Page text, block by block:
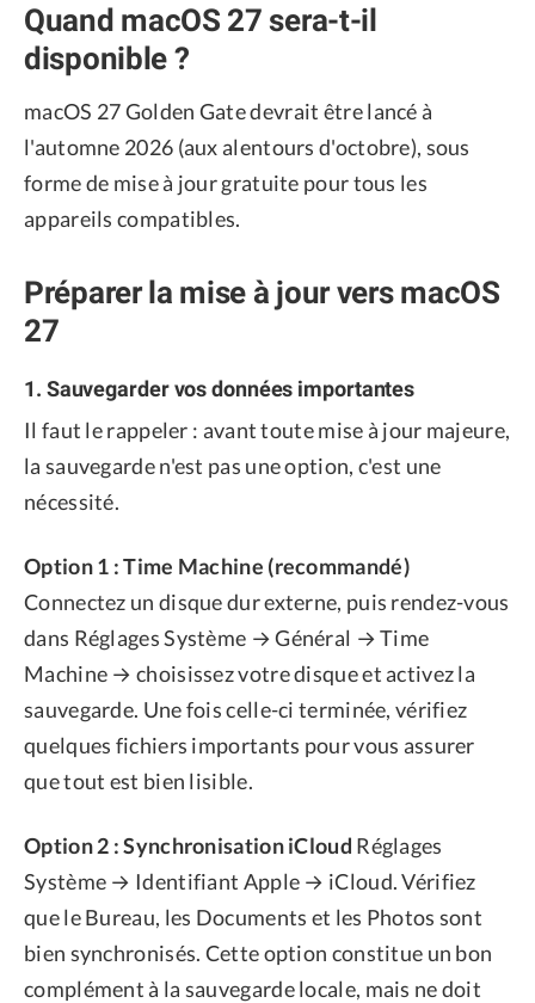
Quand macOS 27 sera-t-il
disponible ?
macOS 27 Golden Gate devrait être lancé à
l'automne 2026 (aux alentours d'octobre), sous
forme de mise à jour gratuite pour tous les
appareils compatibles.
Préparer la mise à jour vers macOS
27
1. Sauvegarder vos données importantes
Il faut le rappeler : avant toute mise à jour majeure,
la sauvegarde n'est pas une option, c'est une
nécessité.
Option 1 : Time Machine (recommandé)
Connectez un disque dur externe, puis rendez-vous
dans Réglages Système → Général → Time
Machine → choisissez votre disque et activez la
sauvegarde. Une fois celle-ci terminée, vérifiez
quelques fichiers importants pour vous assurer
que tout est bien lisible.
Option 2 : Synchronisation iCloud Réglages
Système → Identifiant Apple → iCloud. Vérifiez
que le Bureau, les Documents et les Photos sont
bien synchronisés. Cette option constitue un bon
complément à la sauvegarde locale, mais ne doit